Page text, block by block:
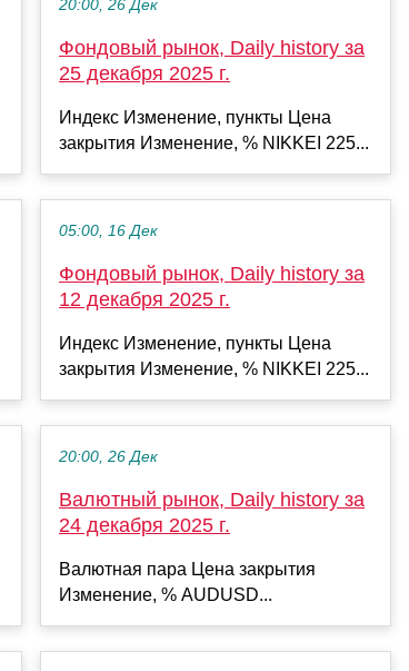
20:00, 26 Дек
Фондовый рынок, Daily history за
25 декабря 2025 г.
Индекс Изменение, пункты Цена
закрытия Изменение, % NIKKEI 225...
05:00, 16 Дек
Фондовый рынок, Daily history за
12 декабря 2025 г.
Индекс Изменение, пункты Цена
закрытия Изменение, % NIKKEI 225...
20:00, 26 Дек
Валютный рынок, Daily history за
24 декабря 2025 г.
Валютная пара Цена закрытия
Изменение, % AUDUSD...